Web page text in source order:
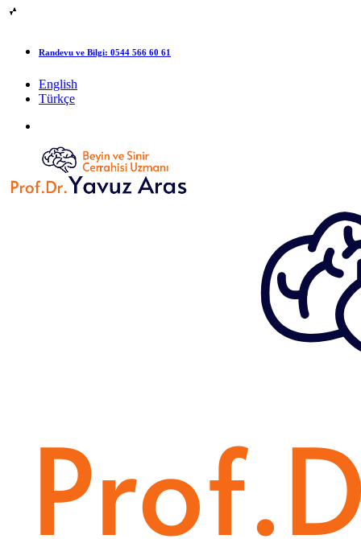
Randevu ve Bilgi: 0544 566 60 61
English
Türkçe